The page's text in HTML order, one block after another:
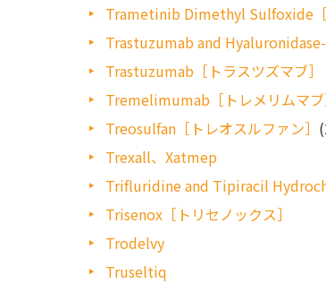
Trametinib Dimethyl Sulfoxide［
Trastuzumab and
Trastuzumab［トラスツズマブ］
Tremelimumab［トレメリムマブ
Treosulfan［トレオスルファン］
Trexall、Xatmep
Trifluridine and Tipiracil
Trisenox［トリセノックス］
Trodelvy
Truseltiq